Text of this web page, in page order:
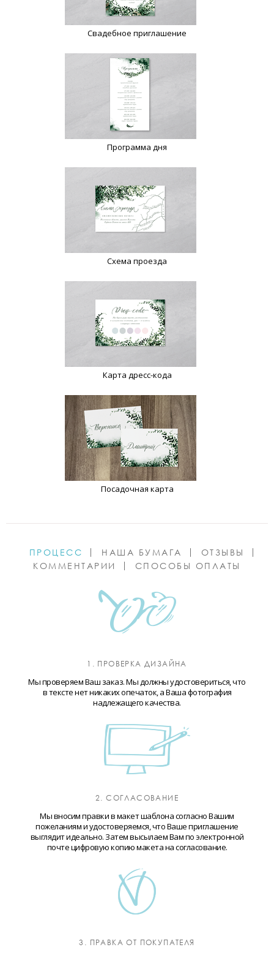
Свадебное приглашение
Программа дня
Схема проезда
Карта дресс-кода
Посадочная карта
ПРОЦЕСС НАША БУМАГА
ОТЗЫВЫ
КОММЕНТАРИИ
СПОСОБЫ ОПЛАТЫ
1. ПРОВЕРКА ДИЗАЙНА
Мы проверяем Ваш заказ. Мы должны удостовериться, что
в тексте нет никаких опечаток, а Ваша фотография
надлежащего качества.
2. СОГЛАСОВАНИЕ
Мы вносим правки в макет шаблона согласно Вашим
пожеланиям и удостоверяемся, что Ваше приглашение
выглядит идеально. Затем высылаем Вам по электронной
почте цифровую копию макета на согласование.
3. ПРАВКА ОТ ПОКУПАТЕЛЯ